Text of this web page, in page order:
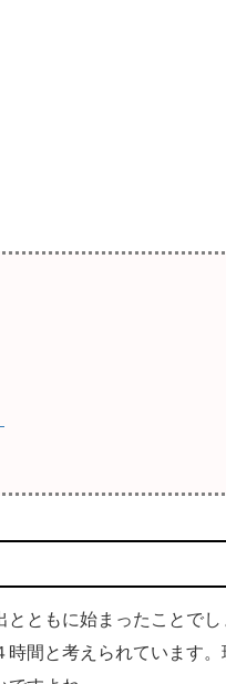
ともに始まったことで
時間と考えられています